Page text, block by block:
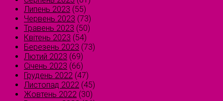
Липень 2023 (55)
Червень 2023 (73)
Травень 2023 (50)
Квітень 2023 (54)
Березень 2023 (73)
Лютий 2023 (69)
Січень 2023 (66)
Грудень 2022 (47)
Листопад 2022 (45)
Жовтень 2022 (30)